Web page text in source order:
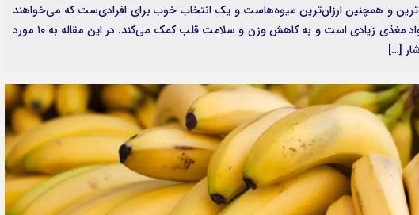
و همچنین ارزان‌ترین میوه‌هاست و یک انتخاب خوب برای افرادی‌ست که می‌خواهند
عادات غذایی سالمی داشته باشند. موز حاوی مواد مغذی زیادی است و به کاهش وزن و سلامت قلب کمک می‌کند. در این مقاله به ۱۰ مورد